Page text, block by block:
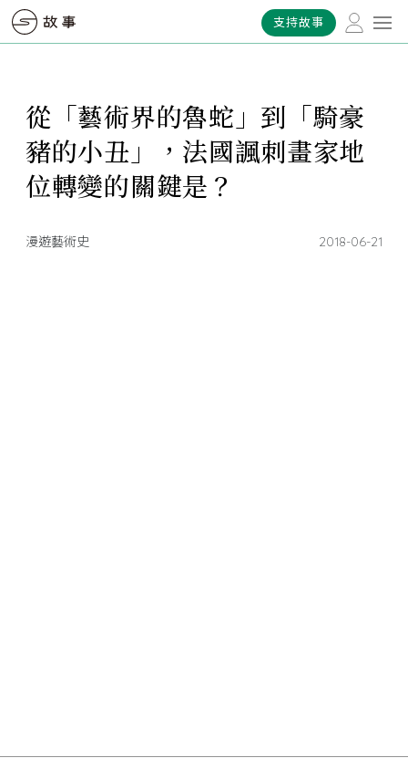
支持故事
從「藝術界的魯蛇」到「騎豪
豬的小丑」，法國諷刺畫家地
位轉變的關鍵是？
漫遊藝術史 2018-06-21